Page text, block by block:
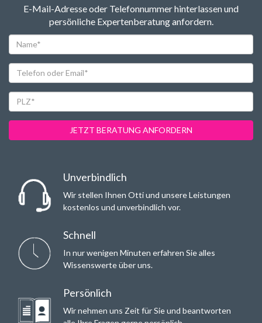
E-Mail-Adresse oder Telefonnummer hinterlassen und
persönliche Expertenberatung anfordern.
oder
Email*
JETZT BERATUNG ANFORDERN
Unverbindlich
Wir stellen Ihnen Otti und unsere Leistungen
kostenlos und unverbindlich vor.
Schnell
In nur wenigen Minuten erfahren Sie alles
Wissenswerte über uns.
Persönlich
Wir nehmen uns Zeit für Sie und beantworten